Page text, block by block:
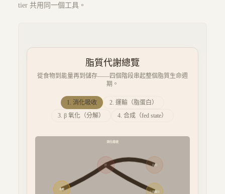
tier 共用同一個工具。
脂質代謝總覽
從食物到能量再到儲存——四個階段串起整個脂質生命週
期。
1. 消化吸收 2. 運輸（脂蛋白）
3. β 氧化（分解） 4. 合成（fed state）
小腸
肝
脂肪組織
肌肉
周邊
消化吸收